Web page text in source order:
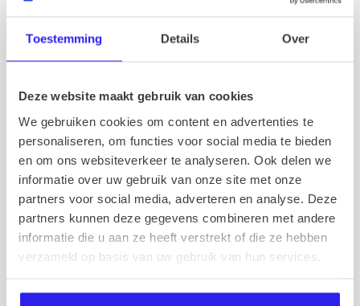
Toestemming Details Over
Deze website maakt gebruik van cookies
We gebruiken cookies om content en advertenties te
personaliseren, om functies voor social media te bieden
en om ons websiteverkeer te analyseren. Ook delen we
informatie over uw gebruik van onze site met onze
partners voor social media, adverteren en analyse. Deze
partners kunnen deze gegevens combineren met andere
informatie die u aan ze heeft verstrekt of die ze hebben
verzameld op basis van uw gebruik van hun services.
2025.06.13 Meer lezen
Learning & Development